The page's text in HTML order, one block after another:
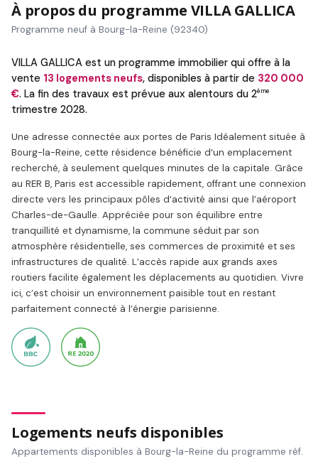
À propos du programme VILLA GALLICA
Programme neuf à Bourg-la-Reine (92340)
VILLA GALLICA est un programme immobilier qui offre à la
vente 13 logements neufs, disponibles à partir de 320 000
€. La fin des travaux est prévue aux alentours du 2ème
trimestre 2028.
Une adresse connectée aux portes de Paris Idéalement située à
Bourg-la-Reine, cette résidence bénéficie d’un emplacement
recherché, à seulement quelques minutes de la capitale. Grâce
au RER B, Paris est accessible rapidement, offrant une connexion
directe vers les principaux pôles d’activité ainsi que l’aéroport
Charles-de-Gaulle. Appréciée pour son équilibre entre
tranquillité et dynamisme, la commune séduit par son
atmosphère résidentielle, ses commerces de proximité et ses
infrastructures de qualité. L’accès rapide aux grands axes
routiers facilite également les déplacements au quotidien. Vivre
ici, c’est choisir un environnement paisible tout en restant
parfaitement connecté à l’énergie parisienne.
Logements neufs disponibles
Appartements disponibles à Bourg-la-Reine du programme réf.